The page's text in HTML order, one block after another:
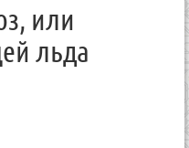
или
льда